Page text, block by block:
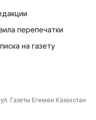
перепечатки
на газету
Газеты Егемен Казахстан